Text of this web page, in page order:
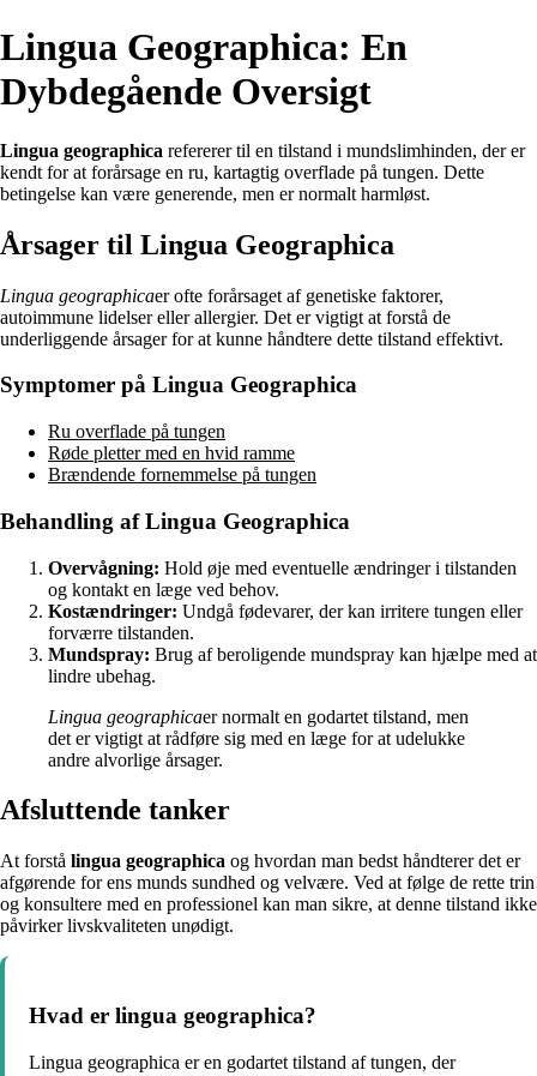
Lingua Geographica: En
Dybdegående Oversigt
Lingua geographica refererer til en tilstand i mundslimhinden, der er
kendt for at forårsage en ru, kartagtig overflade på tungen. Dette
betingelse kan være generende, men er normalt harmløst.
Årsager til Lingua Geographica
Lingua geographicaer ofte forårsaget af genetiske faktorer,
autoimmune lidelser eller allergier. Det er vigtigt at forstå de
underliggende årsager for at kunne håndtere dette tilstand effektivt.
Symptomer på Lingua Geographica
Ru overflade på tungen
Røde pletter med en hvid ramme
Brændende fornemmelse på tungen
Behandling af Lingua Geographica
Overvågning: Hold øje med eventuelle ændringer i tilstanden
og kontakt en læge ved behov.
Kostændringer: Undgå fødevarer, der kan irritere tungen eller
forværre tilstanden.
Mundspray: Brug af beroligende mundspray kan hjælpe med at
lindre ubehag.
Lingua geographicaer normalt en godartet tilstand, men
det er vigtigt at rådføre sig med en læge for at udelukke
andre alvorlige årsager.
Afsluttende tanker
At forstå lingua geographica og hvordan man bedst håndterer det er
afgørende for ens munds sundhed og velvære. Ved at følge de rette trin
og konsultere med en professionel kan man sikre, at denne tilstand ikke
påvirker livskvaliteten unødigt.
Hvad er lingua geographica?
Lingua geographica er en godartet tilstand af tungen, der